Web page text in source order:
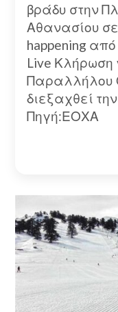
βράδυ στην
Αθανασίου
happening
Live Κλήρωση
Παραλλήλου
διεξαχθεί
Πηγή:ΕΟΧΑ